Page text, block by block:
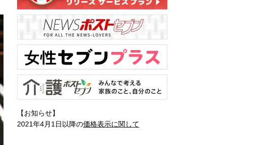
【お知らせ】
2021年4月1日以降の価格表示に関して